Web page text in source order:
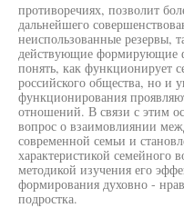
противоречиях, позволит
дальнейшего
неиспользованные резервы,
действующие формирующие
понять, как функционирует
российского общества, но и
функционирования
отношений. В связи с этим
вопрос о взаимовлиянии
современной семьи и
характеристикой семейного
методикой изучения его
формирования духовно -
подростка.